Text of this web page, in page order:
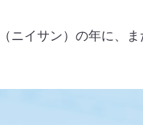
ニイサン）の年に、